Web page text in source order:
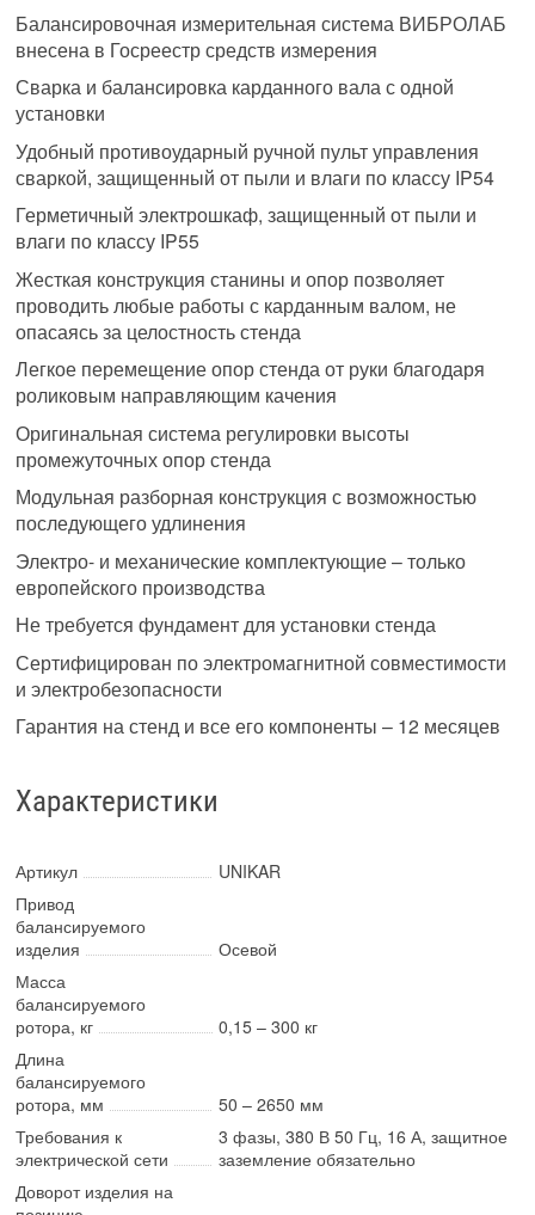
Балансировочная измерительная система ВИБРОЛАБ
внесена в Госреестр средств измерения
Сварка и балансировка карданного вала с одной
установки
Удобный противоударный ручной пульт управления
сваркой, защищенный от пыли и влаги по классу IP54
Герметичный электрошкаф, защищенный от пыли и
влаги по классу IP55
Жесткая конструкция станины и опор позволяет
проводить любые работы с карданным валом, не
опасаясь за целостность стенда
Легкое перемещение опор стенда от руки благодаря
роликовым направляющим качения
Оригинальная система регулировки высоты
промежуточных опор стенда
Модульная разборная конструкция с возможностью
последующего удлинения
Электро- и механические комплектующие – только
европейского производства
Не требуется фундамент для установки стенда
Сертифицирован по электромагнитной совместимости
и электробезопасности
Гарантия на стенд и все его компоненты – 12 месяцев
Характеристики
Артикул
UNIKAR
Привод
балансируемого
изделия
Осевой
Масса
балансируемого
ротора, кг
0,15 – 300 кг
Длина
балансируемого
ротора, мм
50 – 2650 мм
Требования к
электрической сети
3 фазы, 380 В 50 Гц, 16 А, защитное
заземление обязательно
Доворот изделия на